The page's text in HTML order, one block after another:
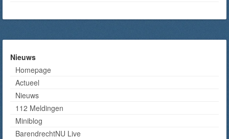
Nieuws
Homepage
Actueel
Nieuws
112 Meldingen
Miniblog
BarendrechtNU Live